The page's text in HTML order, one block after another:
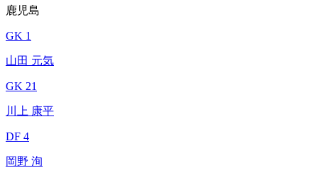
鹿児島
GK 1
山田 元気
GK 21
川上 康平
DF 4
岡野 洵